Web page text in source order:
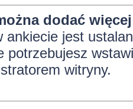
dodać
ankiecie jest
potrzebujesz
witryny.